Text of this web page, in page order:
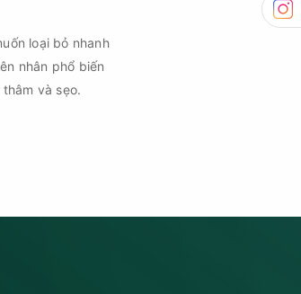
loại bỏ nhanh
nhân phổ biến
và sẹo.